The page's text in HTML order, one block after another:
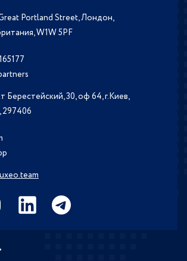
Portland Street, Лондон,
W1W 5PF
Берестейский, 30, оф 64, г.Киев,
297406